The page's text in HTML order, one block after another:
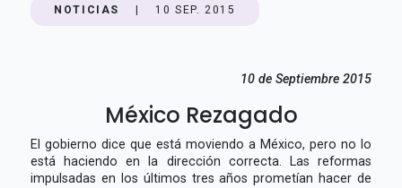
NOTICIAS 10 SEP. 2015
10 de Septiembre 2015
México Rezagado
El gobierno dice que está moviendo a México, pero no lo
está haciendo en la dirección correcta. Las reformas
impulsadas en los últimos tres años prometían hacer de